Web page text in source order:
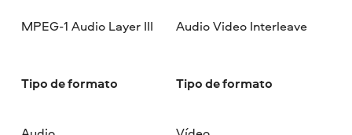
MPEG-1 Audio Layer III
Tipo de formato
Audio Video Interleave
Tipo de formato